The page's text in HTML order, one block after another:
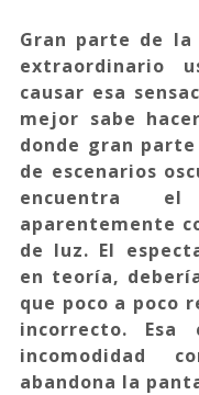
Gran parte de la
extraordinario
causar esa
mejor sabe
donde gran
de escenarios
encuentra
aparentemente
de luz. El
en teoría,
que poco a poco
incorrecto. Esa
incomodidad
abandona la